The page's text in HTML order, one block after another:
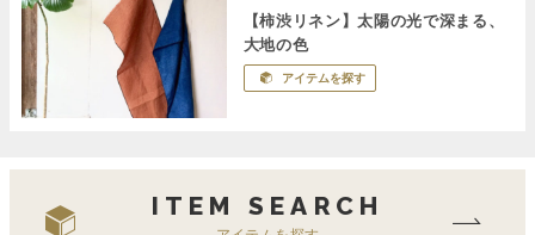
【柿渋リネン】太陽の光で深まる、
大地の色
アイテムを探す
ITEM SEARCH